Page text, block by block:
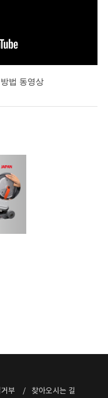
법 동영상
부 찾아오시는 길